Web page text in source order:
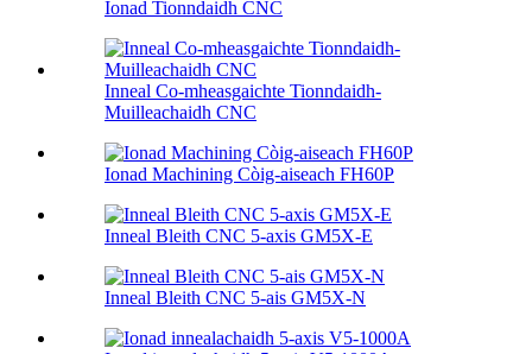
Ionad Tionndaidh CNC
Inneal Co-mheasgaichte Tionndaidh-
Muilleachaidh CNC
Ionad Machining Còig-aiseach FH60P
Inneal Bleith CNC 5-axis GM5X-E
Inneal Bleith CNC 5-ais GM5X-N